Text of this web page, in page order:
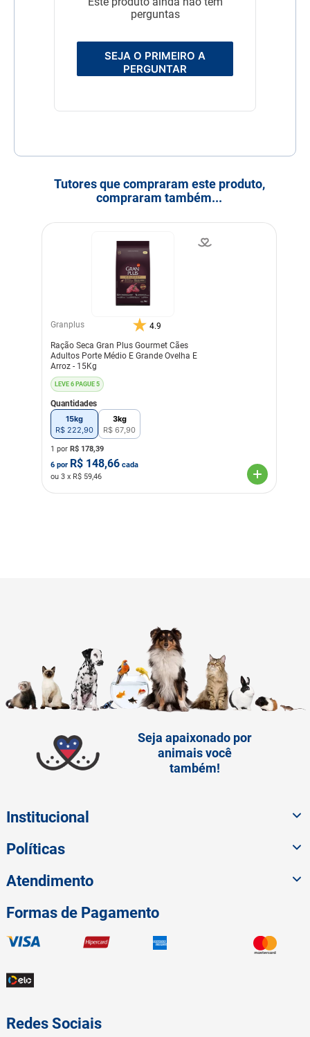
perguntas
SEJA O PRIMEIRO A
PERGUNTAR
Tutores que compraram este produto,
compraram também...
Granplus 4.9
Ração Seca Gran Plus Gourmet Cães
Adultos Porte Médio E Grande Ovelha E
Arroz - 15Kg
LEVE 6 PAGUE 5
Quantidades
15kg
R$ 222,90
3kg
R$ 67,90
1 por R$ 178,39
6 por R$ 148,66 cada
ou 3 x R$ 59,46
Seja apaixonado por
animais você
também!
Institucional
Políticas
Atendimento
Redes Sociais
Formas de Pagamento